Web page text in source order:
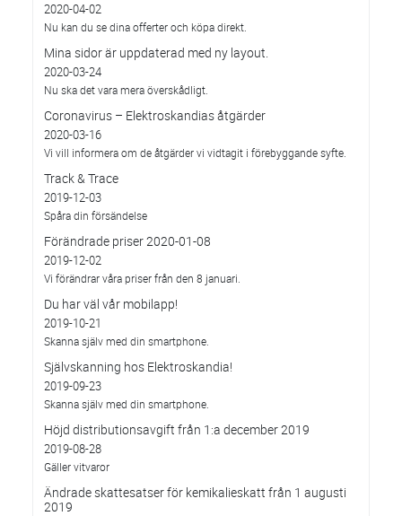
2020-04-02
Nu kan du se dina offerter och köpa direkt.
Mina sidor är uppdaterad med ny layout.
2020-03-24
Nu ska det vara mera överskådligt.
Coronavirus – Elektroskandias åtgärder
2020-03-16
Vi vill informera om de åtgärder vi vidtagit i förebyggande syfte.
Track & Trace
2019-12-03
Spåra din försändelse
Förändrade priser 2020-01-08
2019-12-02
Vi förändrar våra priser från den 8 januari.
Du har väl vår mobilapp!
2019-10-21
Skanna själv med din smartphone.
Självskanning hos Elektroskandia!
2019-09-23
Skanna själv med din smartphone.
Höjd distributionsavgift från 1:a december 2019
2019-08-28
Gäller vitvaror
Ändrade skattesatser för kemikalieskatt från 1 augusti
2019